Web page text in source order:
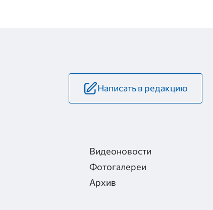
Написать в редакцию
Видеоновости
Фотогалереи
Архив